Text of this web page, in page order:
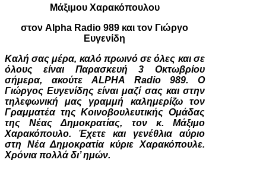
Μάξιμου Χαρακόπουλου
στονAlpha Radio 989 και τον Γιώργο
Ευγενίδη
Καλή σας μέρα, καλό πρωινό σε όλες και σε
όλους είναι Παρασκευή 3 Οκτωβρίου
σήμερα, ακούτε ALPHA Radio 989. Ο
Γιώργος Ευγενίδης είναι μαζί σας και στην
τηλεφωνική μας γραμμή καλημερίζω τον
Γραμματέα της Κοινοβουλευτικής Ομάδας
της Νέας Δημοκρατίας, τον κ. Μάξιμο
Χαρακόπουλο. Έχετε και γενέθλια αύριο
στη Νέα Δημοκρατία κύριε Χαρακόπουλε.
Χρόνια πολλά δι’ ημών.